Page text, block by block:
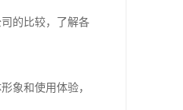
的比较，了解各
象和使用体验，